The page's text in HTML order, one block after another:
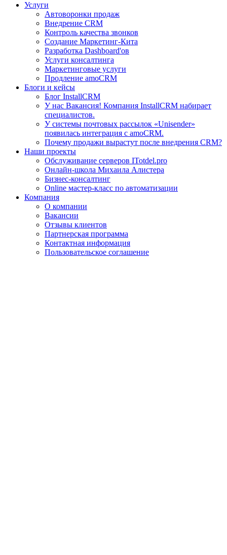
Услуги
Автоворонки продаж
Внедрение CRM
Контроль качества звонков
Создание Маркетинг-Кита
Разработка Dashboard'ов
Услуги консалтинга
Маркетинговые услуги
Продление amoCRM
Блоги и кейсы
Блог InstallCRM
У нас Вакансия! Компания InstallCRM набирает
специалистов.
У системы почтовых рассылок «Unisender»
появилась интеграция с amoCRM.
Почему продажи вырастут после внедрения CRM?
Наши проекты
Обслуживание серверов ITotdel.pro
Онлайн-школа Михаила Алистера
Бизнес-консалтинг
Online мастер-класс по автоматизации
Компания
О компании
Вакансии
Отзывы клиентов
Партнерская программа
Контактная информация
Пользовательское соглашение